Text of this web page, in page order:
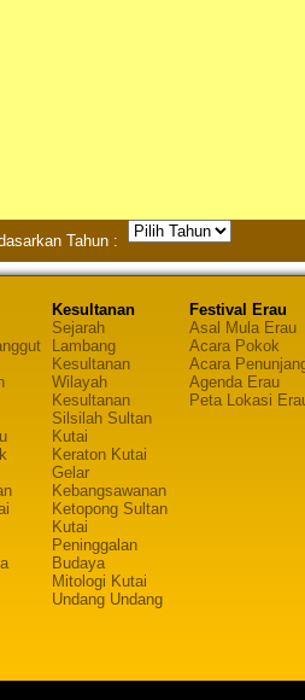
Tahun :
Kesultanan
Sejarah
Lambang
Kesultanan
Wilayah
Kesultanan
Silsilah Sultan
Kutai
Keraton Kutai
Gelar
Kebangsawanan
Ketopong Sultan
Kutai
Peninggalan
Budaya
Mitologi Kutai
Undang Undang
Festival Erau
Asal Mula Erau
Acara Pokok
Acara
Agenda Erau
Peta Lokasi